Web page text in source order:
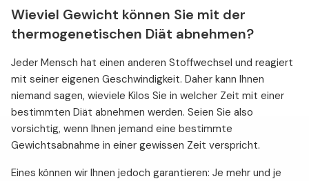
Wieviel Gewicht können Sie mit der
thermogenetischen Diät abnehmen?
Jeder Mensch hat einen anderen Stoffwechsel und reagiert
mit seiner eigenen Geschwindigkeit. Daher kann Ihnen
niemand sagen, wieviele Kilos Sie in welcher Zeit mit einer
bestimmten Diät abnehmen werden. Seien Sie also
vorsichtig, wenn Ihnen jemand eine bestimmte
Gewichtsabnahme in einer gewissen Zeit verspricht.
Eines können wir Ihnen jedoch garantieren: Je mehr und je